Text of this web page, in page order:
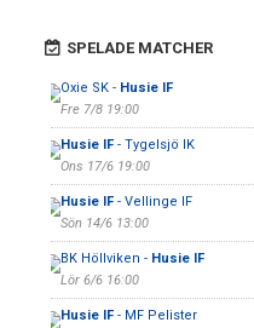
SPELADE MATCHER
Oxie SK - Husie IF
Fre 7/8 19:00
Husie IF- Tygelsjö IK
Ons 17/6 19:00
Husie IF- Vellinge IF
Sön 14/6 13:00
BK Höllviken - Husie IF
Lör 6/6 16:00
Husie IF- MF Pelister